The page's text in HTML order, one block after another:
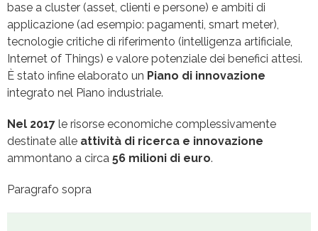
base a cluster (asset, clienti e persone) e ambiti di
applicazione (ad esempio: pagamenti, smart meter),
tecnologie critiche di riferimento (intelligenza artificiale,
Internet of Things) e valore potenziale dei benefici attesi.
È stato infine elaborato un Piano di innovazione
integrato nel Piano industriale.
Nel 2017 le risorse economiche complessivamente
destinate alle attività di ricerca e innovazione
ammontano a circa 56 milioni di euro.
Paragrafo sopra